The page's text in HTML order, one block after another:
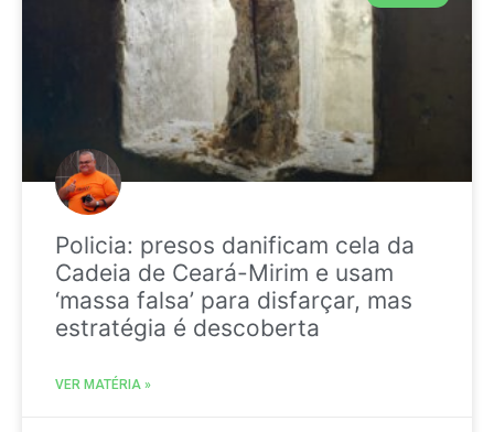
Policia: presos danificam cela da
Cadeia de Ceará-Mirim e usam
‘massa falsa’ para disfarçar, mas
estratégia é descoberta
VER MATÉRIA »